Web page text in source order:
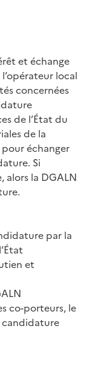
et échange
local
concernées
de l’État du
de la
échanger
Si
alors la DGALN
par la
et
co-porteurs, le
candidature